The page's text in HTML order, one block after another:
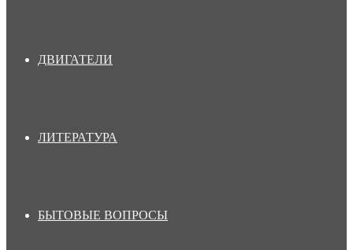
ДВИГАТЕЛИ
ЛИТЕРАТУРА
БЫТОВЫЕ ВОПРОСЫ